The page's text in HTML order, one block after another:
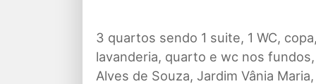
3 quartos sendo 1 suite, 1 WC,
lavanderia, quarto e wc nos
Alves de Souza, Jardim Vânia